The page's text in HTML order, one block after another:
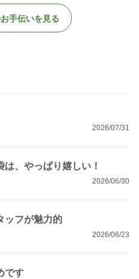
手伝いを見る
2026/07/31
、やっぱり嬉しい！
2026/06/30
ッフが魅力的
2026/06/23
です